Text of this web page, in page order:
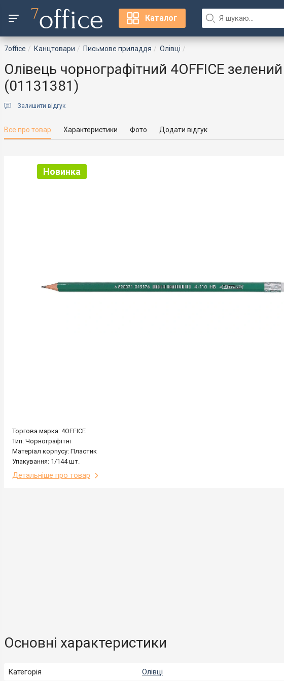
Каталог
7office Канцтовари Письмове приладдя Олівці
Олівець чорнографітний 4OFFICE
(01131381)
Залишити відгук
Все про товар Характеристики Фото Додати відгук
Новинка
Торгова марка: 4OFFICE
Тип: Чорнографітні
Матеріал корпусу: Пластик
Упакування: 1/144 шт.
Детальніше про товар
Основні характеристики
Категорія
Олівці